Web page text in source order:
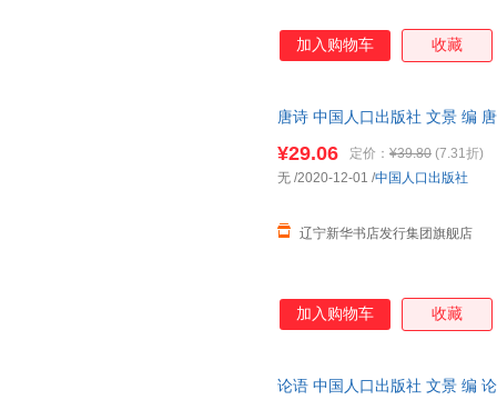
加入购物车 收藏
唐诗 中国人口出版社 文景 编
¥29.06 定价： ¥39.80 (7.31折)
辽宁新华书店发行集团旗舰店
无 /2020-12-01 /中国人口出版社
加入购物车 收藏
论语 中国人口出版社 文景 编